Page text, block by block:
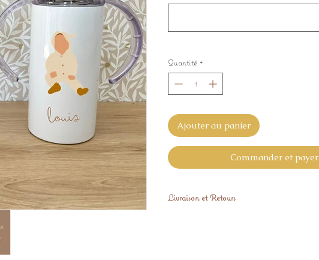
Quantité *
Ajouter au panier
Commander et payer
Livraison et Retours